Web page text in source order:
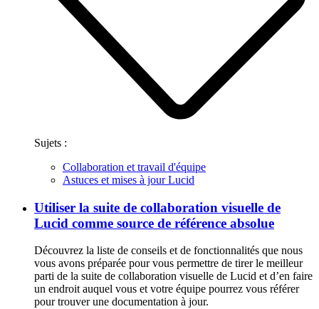
Sujets :
Collaboration et travail d'équipe
Astuces et mises à jour Lucid
Utiliser la suite de collaboration visuelle de
Lucid comme source de référence absolue
Découvrez la liste de conseils et de fonctionnalités que nous
vous avons préparée pour vous permettre de tirer le meilleur
parti de la suite de collaboration visuelle de Lucid et d’en faire
un endroit auquel vous et votre équipe pourrez vous référer
pour trouver une documentation à jour.